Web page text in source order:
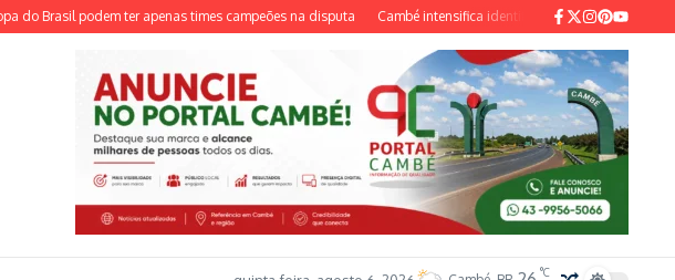
Brasil podem ter apenas times campeões na disputa Cambé intensifica identificação e vacinação contra o
°C